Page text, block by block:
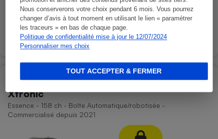
Nous conserverons votre choix pendant 6 mois. Vous pourrez
changer d’avis à tout moment en utilisant le lien « paramétrer
les traceurs » en bas de chaque page.
Politique de confidentialité mise à jour le 12/07/2024
Personnaliser mes choix
TOUT ACCEPTER & FERMER
Abonnez-vous pour découvrir la note
Comparer
Nissan Qashqai Mild Hybrid 158 ch
Xtronic
Essence - 158 ch - Boîte Automatique/robotisée -
Commercialisé depuis 2021